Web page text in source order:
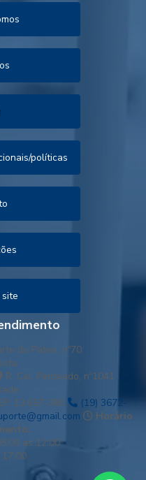
políticas
do Páteo, nº70
R. Cel. Penteado, nº1041
13.657-380
(19) 3672-
Horário
as 12:00